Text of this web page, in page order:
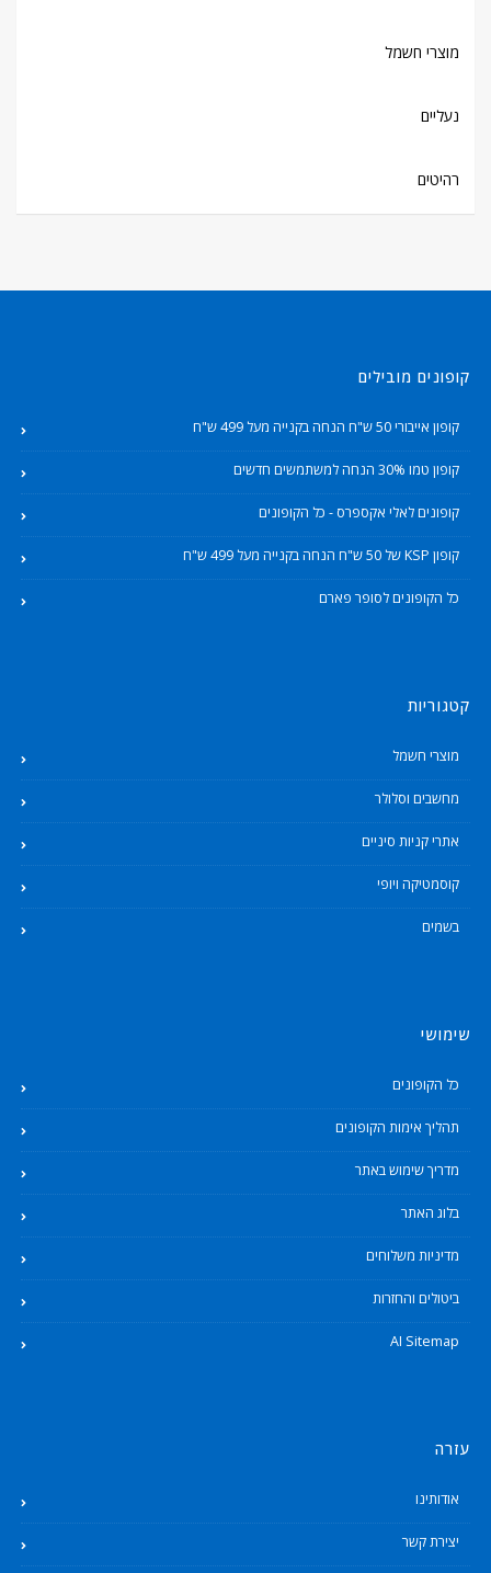
מוצרי חשמל
נעליים
רהיטים
קופונים מובילים
קופון אייבורי 50 ש"ח הנחה בקנייה מעל 499 ש"ח
קופון טמו 30% הנחה למשתמשים חדשים
קופונים לאלי אקספרס - כל הקופונים
קופון KSP של 50 ש"ח הנחה בקנייה מעל 499 ש"ח
כל הקופונים לסופר פארם
קטגוריות
מוצרי חשמל
מחשבים וסלולר
אתרי קניות סיניים
קוסמטיקה ויופי
בשמים
שימושי
כל הקופונים
תהליך אימות הקופונים
מדריך שימוש באתר
בלוג האתר
מדיניות משלוחים
ביטולים והחזרות
AI Sitemap
עזרה
אודותינו
יצירת קשר